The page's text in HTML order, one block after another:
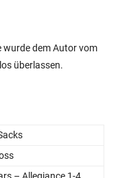
wurde dem Autor vom
überlassen.